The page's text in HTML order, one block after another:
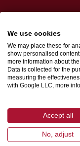
We use cookies
We may place these for
show personalised
more information about
Data is collected for the
measuring the
with Google LLC, more
Accept all
No, adjust